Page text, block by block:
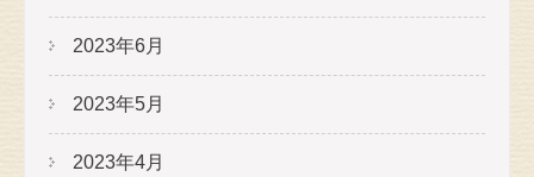
2023年6月
2023年5月
2023年4月